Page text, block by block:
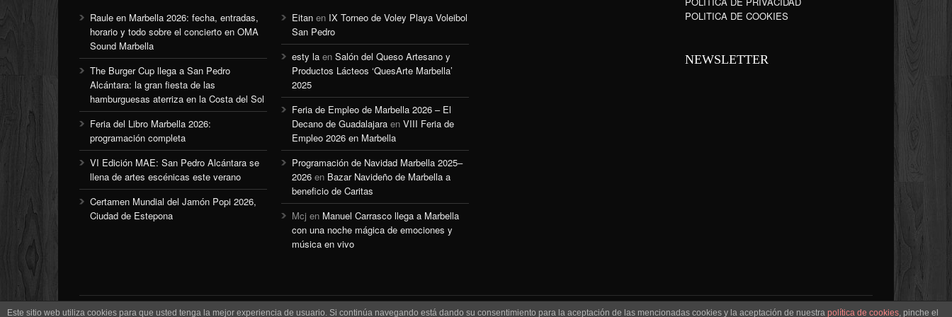
Raule en Marbella 2026: fecha, entradas,
horario y todo sobre el concierto en OMA
Sound Marbella
The Burger Cup llega a San Pedro
Alcántara: la gran fiesta de las
hamburguesas aterriza en la Costa del Sol
Feria del Libro Marbella 2026:
programación completa
VI Edición MAE: San Pedro Alcántara se
llena de artes escénicas este verano
Certamen Mundial del Jamón Popi 2026,
Ciudad de Estepona
Eitan en IX Torneo de Voley Playa Voleibol
San Pedro
esty la en Salón del Queso Artesano y
Productos Lácteos ‘QuesArte Marbella’
2025
Feria de Empleo de Marbella 2026 – El
Decano de Guadalajara en VIII Feria de
Empleo 2026 en Marbella
Programación de Navidad Marbella 2025–
2026 en Bazar Navideño de Marbella a
beneficio de Caritas
Mcj en Manuel Carrasco llega a Marbella
con una noche mágica de emociones y
música en vivo
POLITICA DE COOKIES
NEWSLETTER
Este sitio web utiliza cookies para que usted tenga la mejor experiencia de usuario. Si continúa navegando está dando su consentimiento para la aceptación de las mencionadas cookies y la aceptación de nuestra política de cookies, pinche el